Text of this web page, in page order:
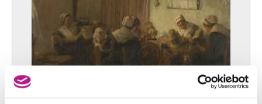
Utrecht (Nederland) 1636 - Amsterdam (Nederland) 1695
d'Orgeix Christian
Foix, Ariège (Frankrijk) 1927
da Caravaggio Polidor Caldara
Caravaggio (Italië) 1490 - Messina (Sicilië, Italië) 1543 ?
da Reggio Raffaellino